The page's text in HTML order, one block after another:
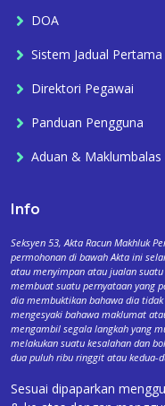
DOA
Sistem Jadual Pertama
Direktori Pegawai
Panduan Pengguna
Aduan & Maklumbalas
Info
Seksyen 53, Akta Racun Makhluk
permohonan di bawah Akta ini
atau menyimpan atau jualan
membuat suatu pernyataan yang
dia membuktikan bahawa dia
mengesyaki bahawa maklumat
mengambil segala langkah yang
melakukan suatu kesalahan dan
dua puluh ribu ringgit atau kedua-
Sesuai dipaparkan